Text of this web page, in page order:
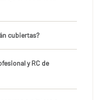
cubiertas?
y RC de